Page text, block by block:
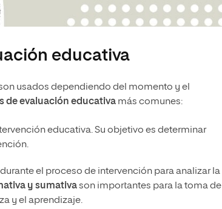
educativa
usados dependiendo del momento y el
de evaluación educativa más comunes:
educativa. Su objetivo es determinar
el proceso de intervención para analizar la
y sumativason importantes para la toma de
y el aprendizaje.